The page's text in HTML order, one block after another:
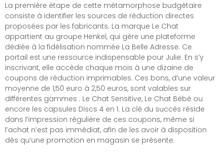
La première étape de cette métamorphose budgétaire
consiste à identifier les sources de réduction directes
proposées par les fabricants. La marque Le Chat
appartient au groupe Henkel, qui gère une plateforme
dédiée à la fidélisation nommée La Belle Adresse. Ce
portail est une ressource indispensable pour Julie. En s’y
inscrivant, elle accède chaque mois à une dizaine de
coupons de réduction imprimables. Ces bons, d’une valeur
moyenne de 1,50 euro à 2,50 euros, sont valables sur
différentes gammes : Le Chat Sensitive, Le Chat Bébé ou
encore les capsules Discs 4 en 1. La clé du succès réside
dans l’impression régulière de ces coupons, même si
l’achat n’est pas immédiat, afin de les avoir à disposition
dès qu’une promotion en magasin se présente.